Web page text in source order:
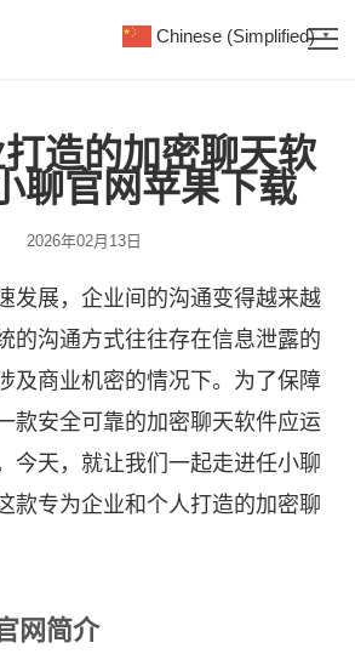
造的加密聊天软
聊官网苹果下载
2026年02月13日
发展，企业间的沟通变得越来越
的沟通方式往往存在信息泄露的
及商业机密的情况下。为了保障
款安全可靠的加密聊天软件应运
天，就让我们一起走进任小聊
款专为企业和个人打造的加密聊
网简介
Chinese (Simplified) ▼